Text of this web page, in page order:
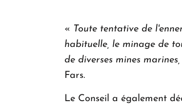
« Toute tentative de
habituelle, le minage de
de diverses mines
Fars.
Le Conseil a également